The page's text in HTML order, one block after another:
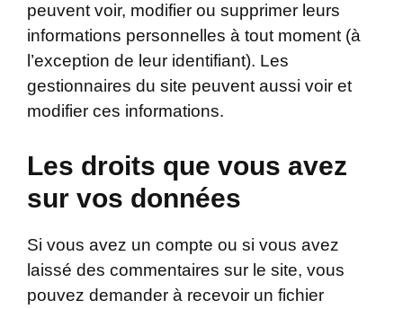
peuvent voir, modifier ou supprimer leurs
informations personnelles à tout moment (à
l’exception de leur identifiant). Les
gestionnaires du site peuvent aussi voir et
modifier ces informations.
Les droits que vous avez
sur vos données
Si vous avez un compte ou si vous avez
laissé des commentaires sur le site, vous
pouvez demander à recevoir un fichier